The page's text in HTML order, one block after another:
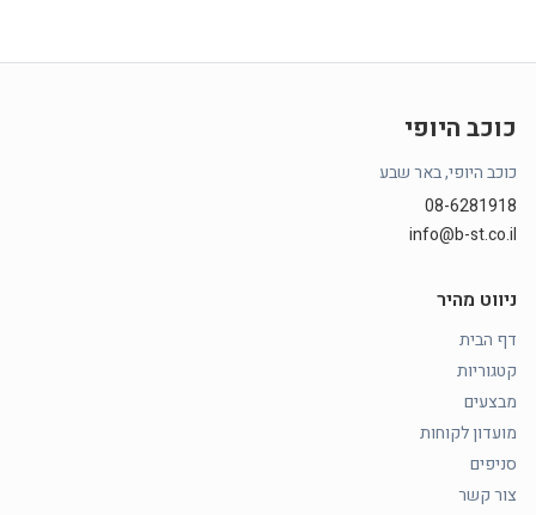
כוכב היופי
כוכב היופי, באר שבע
08-6281918
info@b-st.co.il
ניווט מהיר
דף הבית
קטגוריות
מבצעים
מועדון לקוחות
סניפים
צור קשר